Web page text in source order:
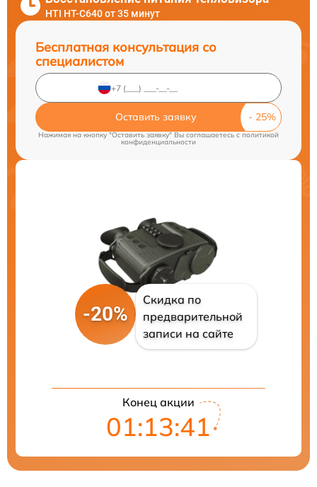
HTI HT-C640 от 35 минут
Бесплатная консультация со
специалистом
Оставить заявку
Нажимая на кнопку "Оставить заявку" Вы соглашаетесь cполитикой
конфиденциальности
-20%
Скидка по
предварительной
записи на сайте
Конец акции
01:13:41